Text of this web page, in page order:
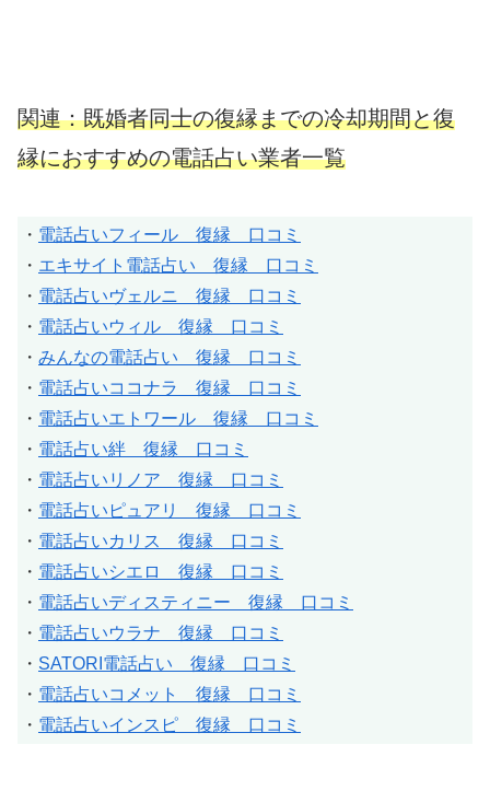
関連：既婚者同士の復縁までの冷却期間と復
縁におすすめの電話占い業者一覧
・ 電話占いフィール 復縁 口コミ
・ エキサイト電話占い 復縁 口コミ
・ 電話占いヴェルニ 復縁 口コミ
・ 電話占いウィル 復縁 口コミ
・ みんなの電話占い 復縁 口コミ
・ 電話占いココナラ 復縁 口コミ
・ 電話占いエトワール 復縁 口コミ
・ 電話占い絆 復縁 口コミ
・ 電話占いリノア 復縁 口コミ
・ 電話占いピュアリ 復縁 口コミ
・ 電話占いカリス 復縁 口コミ
・ 電話占いシエロ 復縁 口コミ
・ 電話占いディスティニー 復縁 口コミ
・ 電話占いウラナ 復縁 口コミ
・ SATORI電話占い 復縁 口コミ
・ 電話占いコメット 復縁 口コミ
・ 電話占いインスピ 復縁 口コミ